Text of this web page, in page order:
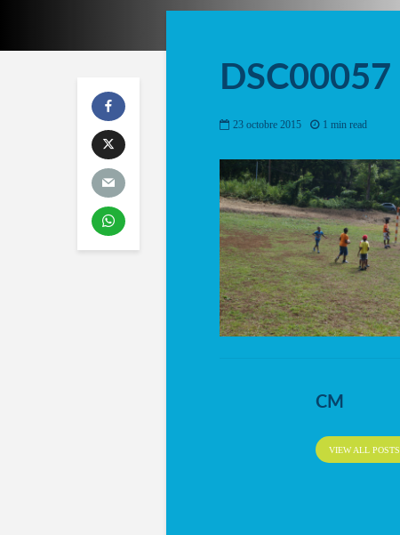
DSC00057
23 octobre 2015 1 min read
CM
VIEW ALL POSTS